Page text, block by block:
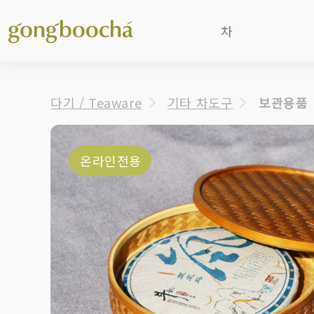
차
흑차
청차 (우롱차)
백차
홍차
녹차/황차
일본차
한국후발효차
꽃차/기타
가루말차
다기 / Teaware 기타 차도구 보관용품
온라인전용